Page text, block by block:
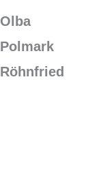
Olba
Polmark
Röhnfried